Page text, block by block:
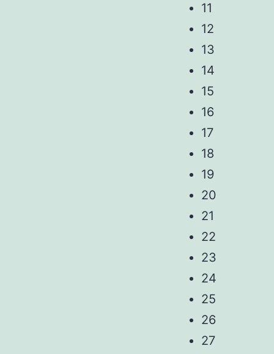
11
12
13
14
15
16
17
18
19
20
21
22
23
24
25
26
27